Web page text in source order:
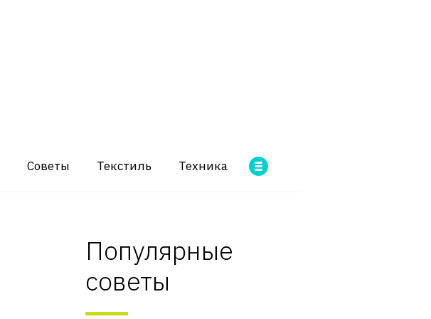
Советы Текстиль Техника
Популярные
советы